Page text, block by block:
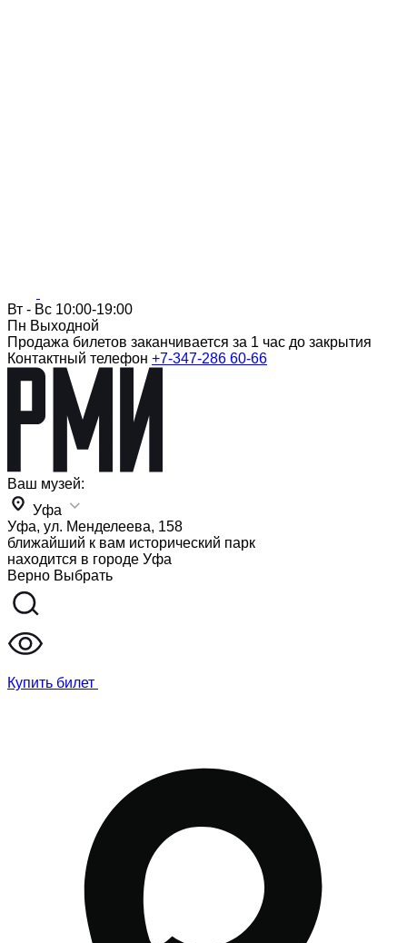
Вт - Вc 10:00-19:00
Пн Выходной
Продажа билетов заканчивается за 1 час до закрытия
Контактный телефон +7-347-286 60-66
Ваш музей:
Уфа
Уфа, ул. Менделеева, 158
ближайший к вам исторический парк
находится в городе Уфа
Верно Выбрать
Купить билет